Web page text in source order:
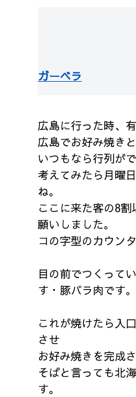
ガーベラ
広島に行った時、
広島でお好み焼き
いつもなら行列が
考えてみたら月曜
ね。
ここに来た客の8
願いしました。
コの字型のカウン
目の前でつくって
す・豚バラ肉です。
これが焼けたら入
させ
お好み焼きを完成
そばと言っても北
す。